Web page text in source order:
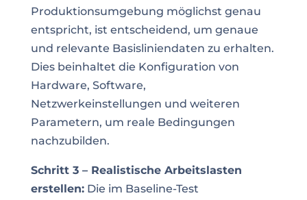
Produktionsumgebung möglichst genau
entspricht, ist entscheidend, um genaue
und relevante Basisliniendaten zu erhalten.
Dies beinhaltet die Konfiguration von
Hardware, Software,
Netzwerkeinstellungen und weiteren
Parametern, um reale Bedingungen
nachzubilden.
Schritt 3 – Realistische Arbeitslasten
erstellen:Die im Baseline-Test